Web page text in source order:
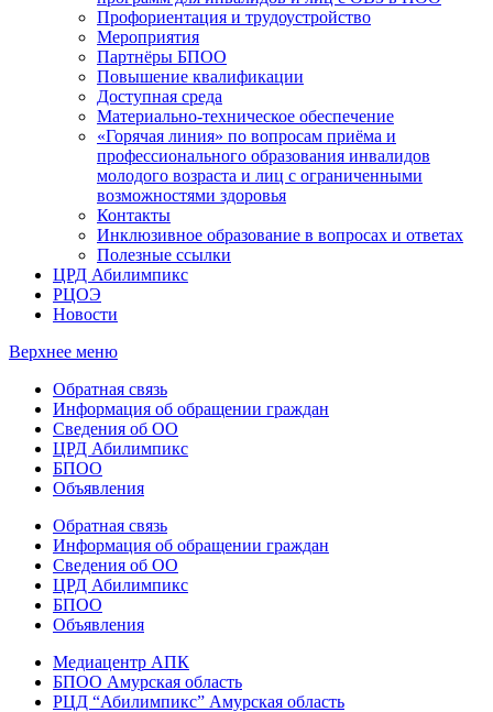
Профориентация и трудоустройство
Мероприятия
Партнёры БПОО
Повышение квалификации
Доступная среда
Материально-техническое обеспечение
«Горячая линия» по вопросам приёма и
профессионального образования инвалидов
молодого возраста и лиц с ограниченными
возможностями здоровья
Контакты
Инклюзивное образование в вопросах и ответах
Полезные ссылки
ЦРД Абилимпикс
РЦОЭ
Новости
Верхнее меню
Обратная связь
Информация об обращении граждан
Сведения об ОО
ЦРД Абилимпикс
БПОО
Объявления
Обратная связь
Информация об обращении граждан
Сведения об ОО
ЦРД Абилимпикс
БПОО
Объявления
Медиацентр АПК
БПОО Амурская область
РЦД “Абилимпикс” Амурская область